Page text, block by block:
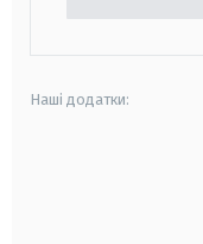
Наші додатки: